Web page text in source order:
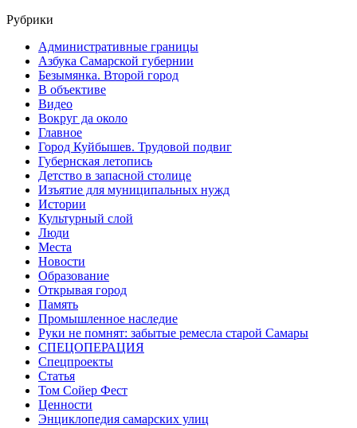
Рубрики
Административные границы
Азбука Самарской губернии
Безымянка. Второй город
В объективе
Видео
Вокруг да около
Главное
Город Куйбышев. Трудовой подвиг
Губернская летопись
Детство в запасной столице
Изъятие для муниципальных нужд
Истории
Культурный слой
Люди
Места
Новости
Образование
Открывая город
Память
Промышленное наследие
Руки не помнят: забытые ремесла старой Самары
СПЕЦОПЕРАЦИЯ
Спецпроекты
Статья
Том Сойер Фест
Ценности
Энциклопедия самарских улиц